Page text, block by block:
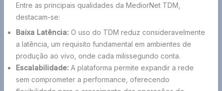
Entre as principais qualidades da MediorNet TDM,
destacam-se:
Baixa Latência: O uso do TDM reduz consideravelmente
a latência, um requisito fundamental em ambientes de
produção ao vivo, onde cada milissegundo conta.
Escalabilidade: A plataforma permite expandir a rede
sem comprometer a performance, oferecendo